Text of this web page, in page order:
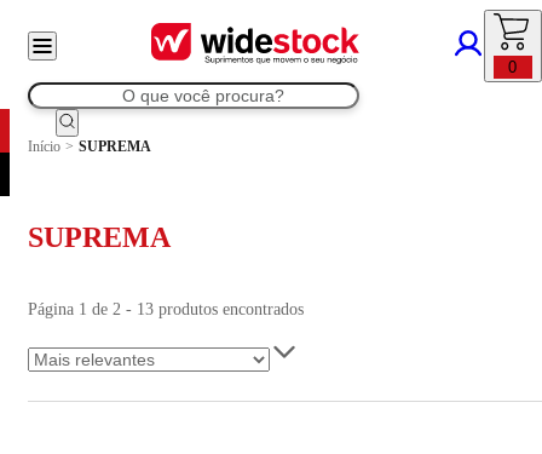
0
Início > SUPREMA
SUPREMA
Página 1 de 2 - 13 produtos encontrados